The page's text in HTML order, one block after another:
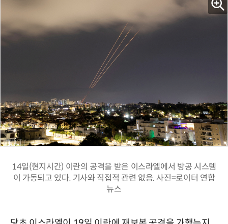
14일(현지시간) 이란의 공격을 받은 이스라엘에서 방공 시스템
이 가동되고 있다. 기사와 직접적 관련 없음. 사진=로이터 연합
뉴스